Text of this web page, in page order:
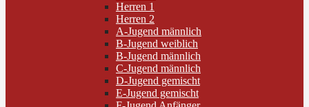
Herren 1
Herren 2
A-Jugend männlich
B-Jugend weiblich
B-Jugend männlich
C-Jugend männlich
D-Jugend gemischt
E-Jugend gemischt